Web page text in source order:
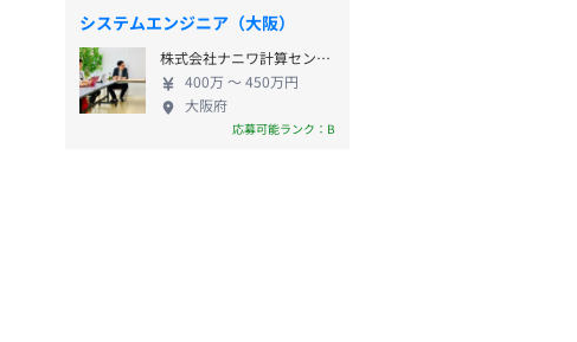
システムエンジニア（大阪）
株式会社ナニワ計算センター
400万 〜 450万円
大阪府
応募可能ランク：B